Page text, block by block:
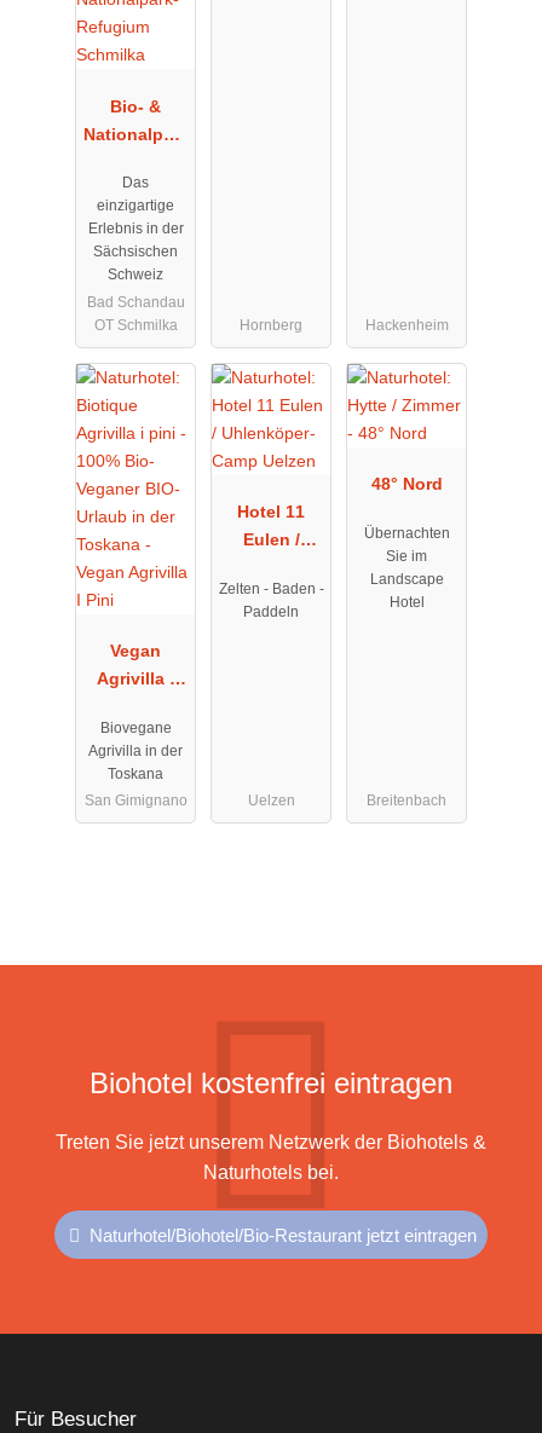
Bio- &
Nationalpark
Schmilka
Das
einzigartige
Erlebnis in der
Sächsischen
Schweiz
Bad Schandau
OT Schmilka
Hornberg Hackenheim
Vegan
Agrivilla I
Biovegane
Agrivilla in der
Toskana
San Gimignano
Hotel 11
Eulen /
Camp
Uelzen
Zelten - Baden -
Paddeln
Uelzen
48° Nord
Übernachten
Sie im
Landscape
Hotel
Breitenbach
Biohotel kostenfrei eintragen
Treten Sie jetzt unserem Netzwerk der Biohotels &
Naturhotels bei.
Naturhotel/Biohotel/Bio-Restaurant jetzt eintragen
Für Besucher